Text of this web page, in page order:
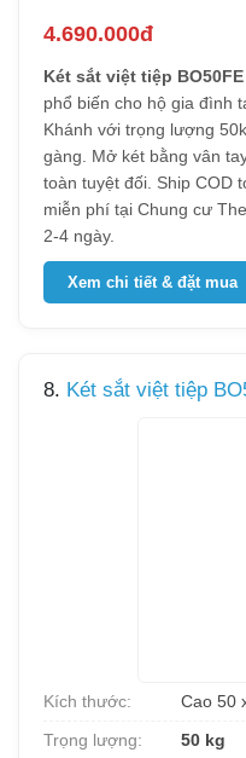
4.690.000đ
Két sắt việt tiệp
phổ biến cho hộ gia đình
Khánh với trọng lượng
gàng. Mở két bằng vân
toàn tuyệt đối. Ship COD
miễn phí tại Chung cư
2-4 ngày.
Xem chi tiết & đặt mua
8. Két sắt việt tiệp
Kích thước:
Cao 50
Trọng lượng:
50 kg